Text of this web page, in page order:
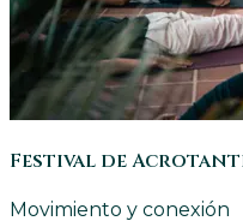
Festival de
Movimiento y conexión